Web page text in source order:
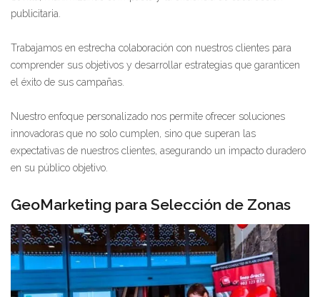
publicitaria.
Trabajamos en estrecha colaboración con nuestros clientes para
comprender sus objetivos y desarrollar estrategias que garanticen
el éxito de sus campañas.
Nuestro enfoque personalizado nos permite ofrecer soluciones
innovadoras que no solo cumplen, sino que superan las
expectativas de nuestros clientes, asegurando un impacto duradero
en su público objetivo.
GeoMarketing para Selección de Zonas